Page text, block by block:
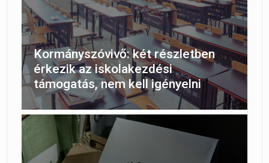
Kormányszóvivő: két részletben
érkezik az iskolakezdési
támogatás, nem kell igényelni